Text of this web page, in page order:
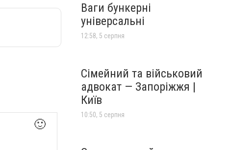
🙂
Ваги бункерні
універсальні
12:58, 5 серпня
Сімейний та військовий
адвокат — Запоріжжя |
Київ
10:50, 5 серпня